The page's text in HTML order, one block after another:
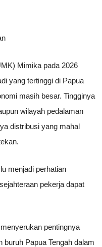
Mimika pada 2026
yang tertinggi di Papua
masih besar. Tingginya
wilayah pedalaman
distribusi yang mahal
menjadi perhatian
pekerja dapat
pentingnya
buruh Papua Tengah dalam